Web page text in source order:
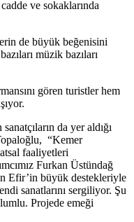
ve sokaklarında
de büyük beğenisini
müzik bazıları
gören turistler hem
da yer aldığı
“Kemer
faaliyetleri
Furkan Üstündağ
Efir’in büyük destekleriyle
sanatlarını sergiliyor. Şu
Projede emeği